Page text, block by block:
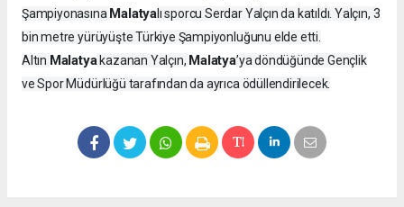
Şampiyonasına Malatyalı sporcu Serdar Yalçın da katıldı. Yalçın, 3
bin metre yürüyüşte Türkiye Şampiyonluğunu elde etti.
Altın Malatyakazanan Yalçın, Malatya’ya döndüğünde Gençlik
ve Spor Müdürlüğü tarafından da ayrıca ödüllendirilecek.